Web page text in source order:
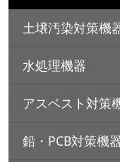
土壌汚染対策機
水処理機器
アスベスト対策
鉛・PCB対策機